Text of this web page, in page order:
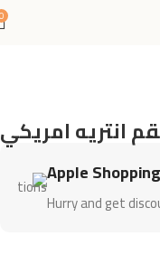
انتريه امريكي
Apple
Hurry and get